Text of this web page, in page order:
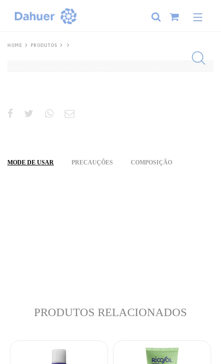
HOME PRODUTOS
MODE DE USAR PRECAUÇÕES COMPOSIÇÃO
PRODUTOS RELACIONADOS